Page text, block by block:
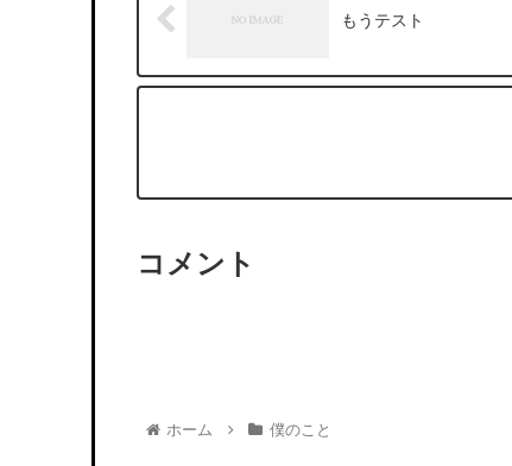
もうテスト
コメント
ホーム 僕のこと